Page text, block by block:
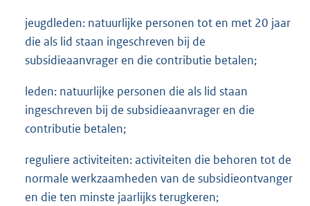
jeugdleden: natuurlijke personen tot en met 20 jaar
die als lid staan ingeschreven bij de
subsidieaanvrager en die contributie betalen;
leden: natuurlijke personen die als lid staan
ingeschreven bij de subsidieaanvrager en die
contributie betalen;
reguliere activiteiten: activiteiten die behoren tot de
normale werkzaamheden van de subsidieontvanger
en die ten minste jaarlijks terugkeren;